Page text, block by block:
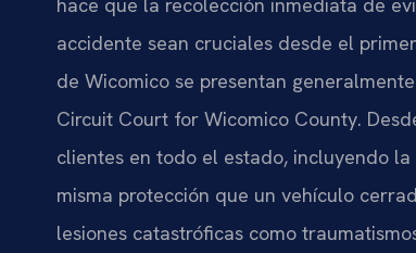
hace que la recolección inmediata de
accidente sean cruciales desde el
de Wicomico se presentan
Circuit Court for Wicomico County.
clientes en todo el estado, incluyendo
misma protección que un vehículo
lesiones catastróficas como